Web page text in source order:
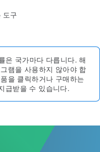
도구
은 국가마다 다릅니다. 해
램을 사용하지 않아야 합
을 클릭하거나 구매하는
급받을 수 있습니다.